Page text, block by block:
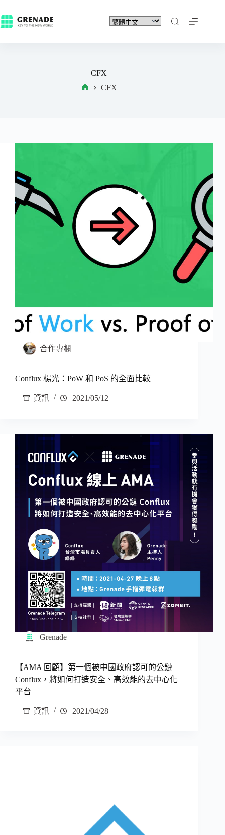
CFX
CFX
合作專欄
Conflux 楊光：PoW 和 PoS 的全面比較
資訊 2021/05/12
Grenade
【AMA 回顧】第一個被中國政府認可的公鏈
Conflux，將如何打造安全、高效能的去中心化
平台
資訊 2021/04/28